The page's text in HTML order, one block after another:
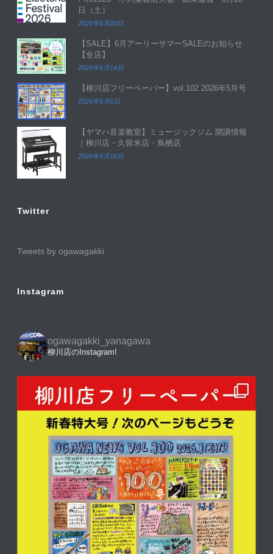
日（土）
2026年6月20日
【SALE】6月アーリーサマーSALEのお知らせ
【全店】
2026年6月14日
【柳川店フリーペーパー】vol.102 2026年5月号
2026年5月6日
【ヤマハ音楽教室】ミュージックジム 開講情報
｜柳川店・久留米店・鳥栖店
2026年4月16日
Twitter
Tweets by ogawagakki
Instagram
ogawagakki_yanagawa
柳川店のInstagram!